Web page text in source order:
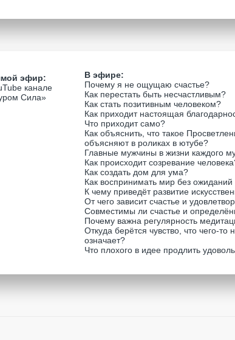
эфир:
канале
Сила»
В эфире:
Почему я не ощущаю счастье?
Как перестать быть несчастливым?
Как стать позитивным человеком?
Как приходит настоящая
Что приходит само?
Как объяснить, что такое
объясняют в роликах в ютубе?
Главные мужчины в жизни каждого
Как происходит созревание
Как создать дом для ума?
Как воспринимать мир без ожиданий
К чему приведёт развитие
От чего зависит счастье и
Совместимы ли счастье и
Почему важна регулярность
Откуда берётся чувство, что чего-то
означает?
Что плохого в идее продлить